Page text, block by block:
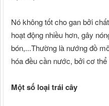
Nó không tốt cho gan bởi
hoạt động nhiều hơn, gây
bón,...Thường là nướng đồ
hóa đều cần nước, bởi cơ
Một số loại trái cây